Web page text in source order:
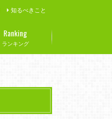
知るべきこと
ランキング
Ranking